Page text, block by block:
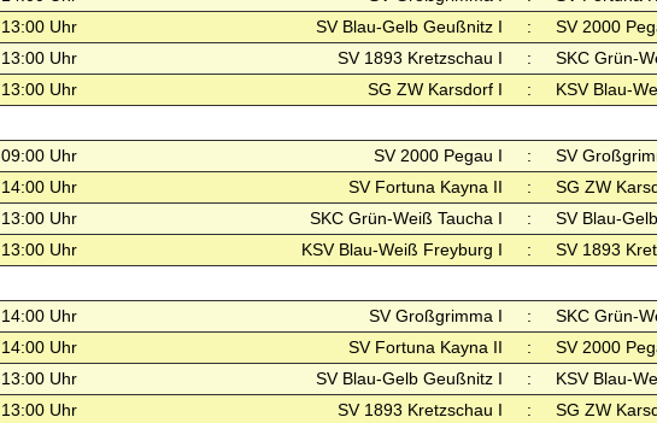
13:00 Uhr SV Blau-Gelb Geußnitz I : SV 2000
13:00 Uhr SV 1893 Kretzschau I : SKC Grün-
13:00 Uhr SG ZW Karsdorf I : KSV Blau-
09:00 Uhr SV 2000 Pegau I : SV
14:00 Uhr SV Fortuna Kayna II : SG ZW
13:00 Uhr SKC Grün-Weiß Taucha I : SV Blau-
13:00 Uhr KSV Blau-Weiß Freyburg I : SV 1893
14:00 Uhr SV Großgrimma I : SKC Grün-
14:00 Uhr SV Fortuna Kayna II : SV 2000
13:00 Uhr SV Blau-Gelb Geußnitz I : KSV Blau-
13:00 Uhr SV 1893 Kretzschau I : SG ZW